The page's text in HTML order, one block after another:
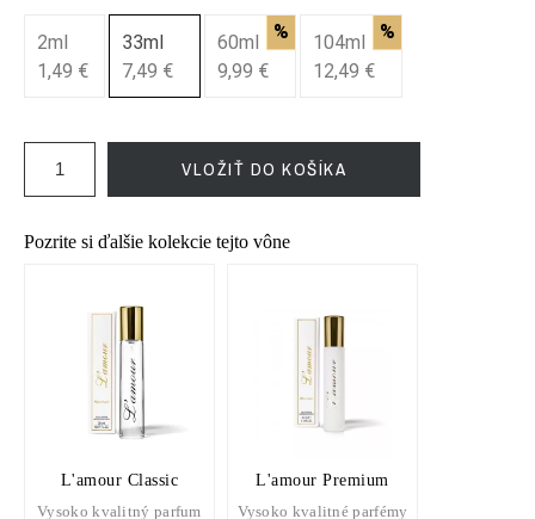
2ml
1,49 €
33ml
7,49 €
60ml %
9,99 €
104ml %
12,49 €
VLOŽIŤ DO KOŠÍKA
Pozrite si ďalšie kolekcie tejto vône
L'amour Classic
Vysoko kvalitný parfum
L'amour Premium
Vysoko kvalitné parfémy